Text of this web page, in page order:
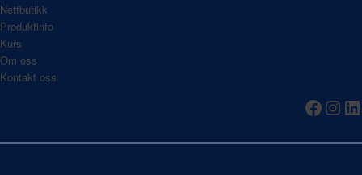
Nettbutikk
Produktinfo
Kurs
Om oss
Kontakt oss